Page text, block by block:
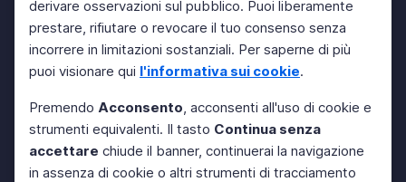
derivare osservazioni sul pubblico. Puoi liberamente
prestare, rifiutare o revocare il tuo consenso senza
incorrere in limitazioni sostanziali. Per saperne di più
puoi visionare qui l'informativa sui cookie.
Premendo Acconsento, acconsenti all'uso di cookie e
strumenti equivalenti. Il tasto Continua senza
accettare chiude il banner, continuerai la navigazione
in assenza di cookie o altri strumenti di tracciamento